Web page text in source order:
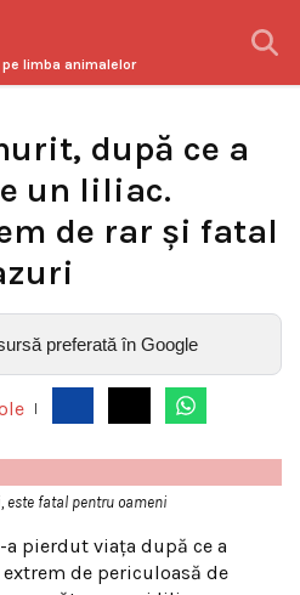
limba animalelor
după ce a
un liliac.
de rar și fatal
preferată în Google
este fatal pentru oameni
pierdut viața după ce a
de periculoasă de